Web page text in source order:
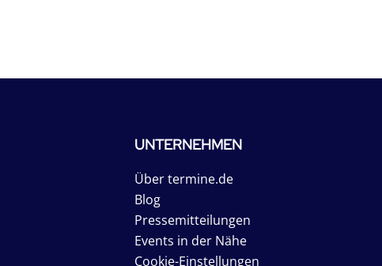
UNTERNEHMEN
Über termine.de
Blog
Pressemitteilungen
Events in der Nähe
Cookie-Einstellungen